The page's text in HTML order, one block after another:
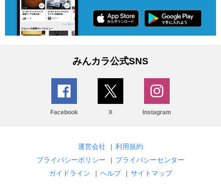
みんカラ公式SNS
Facebook X Instagram
運営会社 | 利用規約
プライバシーポリシー
| プライバシーセンター
ガイドライン
| ヘルプ | サイトマップ